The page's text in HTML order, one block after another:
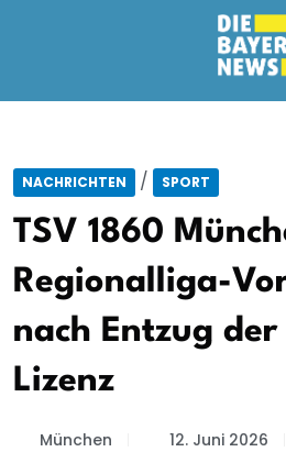
NACHRICHTEN / SPORT
TSV 1860
Regionalliga-
nach Entzug
Lizenz
München 12. Juni 2026